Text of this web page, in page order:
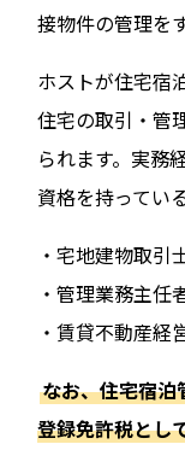
接物件の管理を
ホストが住宅宿
住宅の取引・管
られます。実務
資格を持ってい
・宅地建物取引
・管理業務主任
・賃貸不動産経
なお、住宅宿泊
登録免許税とし